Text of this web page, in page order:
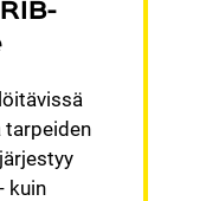
tarpeiden
kuin